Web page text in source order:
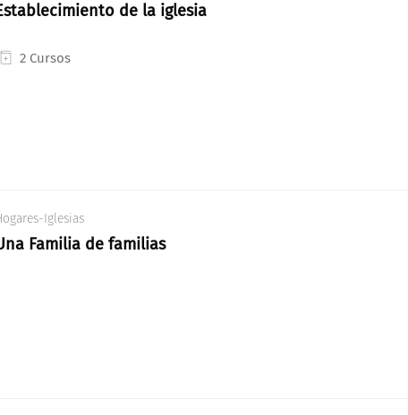
de la iglesia
2 Cursos
Iglesias
Familia de familias